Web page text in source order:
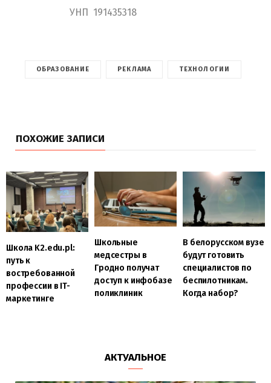
УНП 191435318
ОБРАЗОВАНИЕ РЕКЛАМА ТЕХНОЛОГИИ
ПОХОЖИЕ ЗАПИСИ
Школа K2.edu.pl:
путь к
востребованной
профессии в IT-
маркетинге
Школьные
медсестры в
Гродно получат
доступ к инфобазе
поликлиник
В белорусском вузе
будут готовить
специалистов по
беспилотникам.
Когда набор?
АКТУАЛЬНОЕ